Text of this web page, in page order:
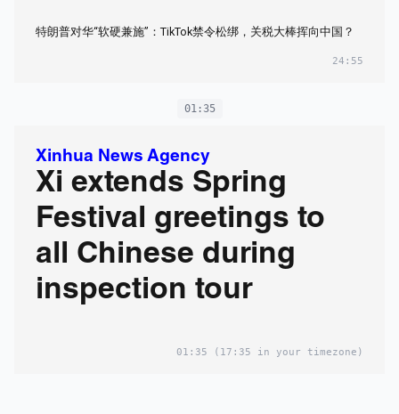
特朗普对华“软硬兼施”：TikTok禁令松绑，关税大棒挥向中国？
24:55
01:35
Xinhua News Agency
Xi extends Spring
Festival greetings to
all Chinese during
inspection tour
01:35 (17:35 in your timezone)